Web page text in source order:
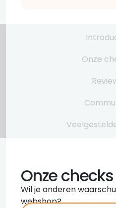
Onze
Onze checks
Wil je anderen
webshop?